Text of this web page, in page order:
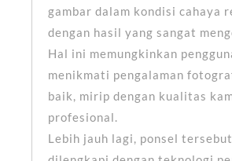
gambar dalam kondisi cahaya
dengan hasil yang sangat
Hal ini memungkinkan
menikmati pengalaman
baik, mirip dengan kualitas
profesional.
Lebih jauh lagi, ponsel